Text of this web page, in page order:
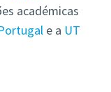
académicas
e a UT